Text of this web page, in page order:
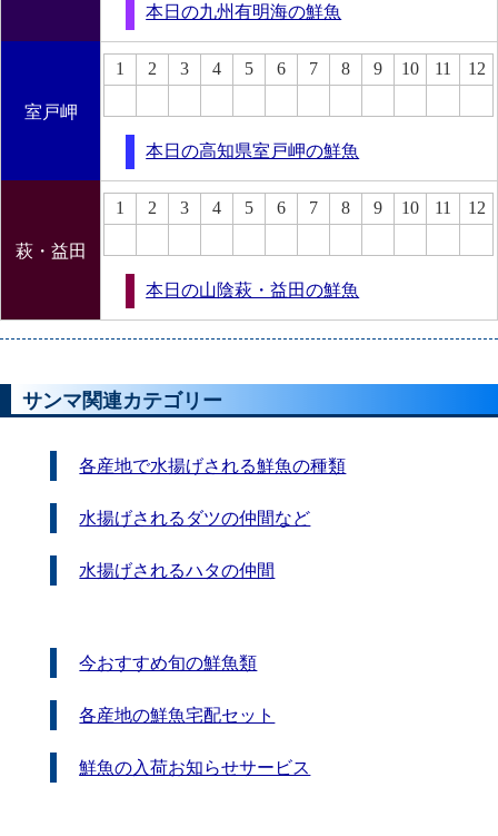
本日の九州有明海の鮮魚
室戸岬
1 2 3 4 5 6 7 8 9 10 11 12
本日の高知県室戸岬の鮮魚
萩・益田
1 2 3 4 5 6 7 8 9 10 11 12
本日の山陰萩・益田の鮮魚
サンマ関連カテゴリー
各産地で水揚げされる鮮魚の種類
水揚げされるダツの仲間など
水揚げされるハタの仲間
今おすすめ旬の鮮魚類
各産地の鮮魚宅配セット
鮮魚の入荷お知らせサービス